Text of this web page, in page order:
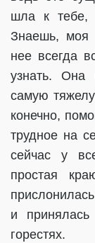
шла к тебе,
Знаешь, моя
нее всегда
узнать. Она
самую
конечно,
трудное на
сейчас у
простая
и принялась
горестях.